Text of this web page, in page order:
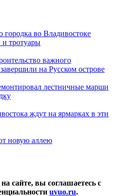
во Владивостоке
и тротуары
важного
на Русском острове
лестничные марши
ждут на ярмарках в эти
новую аллею
сайте, вы соглашаетесь с
uvuo.ru.